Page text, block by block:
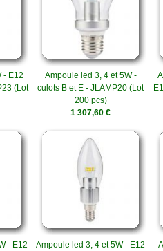
- E12
(Lot
Ampoule led 3, 4 et 5W -
culots B et E - JLAMP20 (Lot
200 pcs)
1 307,60 €
- E12
Ampoule led 3, 4 et 5W - E12